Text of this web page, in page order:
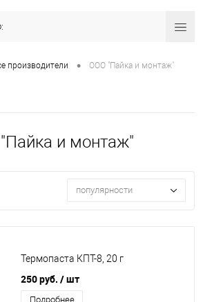
производители • ООО "Пайка и монтаж"
и монтаж"
популярности
Термопаста КПТ-8, 20 г
250 руб. / шт
Подробнее